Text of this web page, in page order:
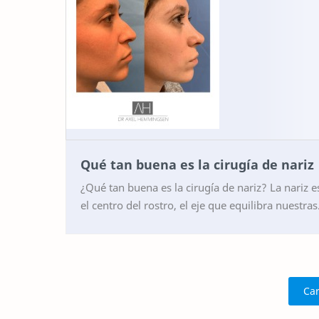
Qué tan buena es la cirugía de nariz
¿Qué tan buena es la cirugía de nariz? La nariz
el centro del rostro, el eje que equilibra nuestras